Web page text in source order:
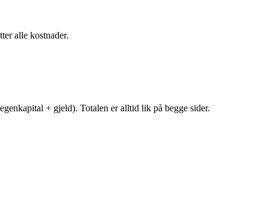
alle kostnader.
+ gjeld). Totalen er alltid lik på begge sider.